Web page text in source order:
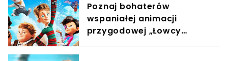
Poznaj bohaterów
wspaniałej animacji
przygodowej „Łowcy